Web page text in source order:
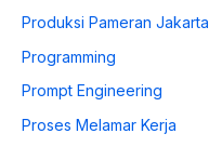
Produksi Pameran Jakarta
Programming
Prompt Engineering
Proses Melamar Kerja